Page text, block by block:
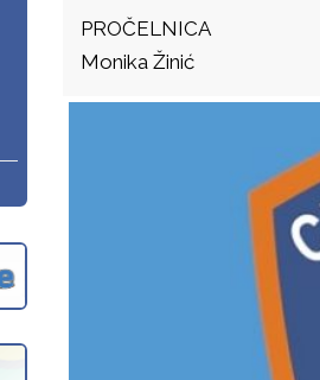
PROČELNICA
Monika Žinić